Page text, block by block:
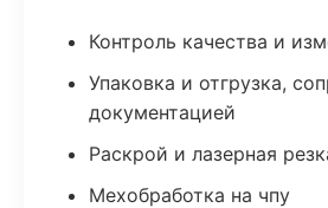
Контроль качества и
Упаковка и отгрузка,
документацией
Раскрой и лазерная
Мехобработка на чпу